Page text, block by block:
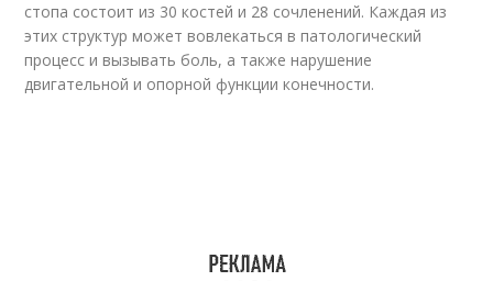
стопа состоит из 30 костей и 28 сочленений. Каждая из
этих структур может вовлекаться в патологический
процесс и вызывать боль, а также нарушение
двигательной и опорной функции конечности.